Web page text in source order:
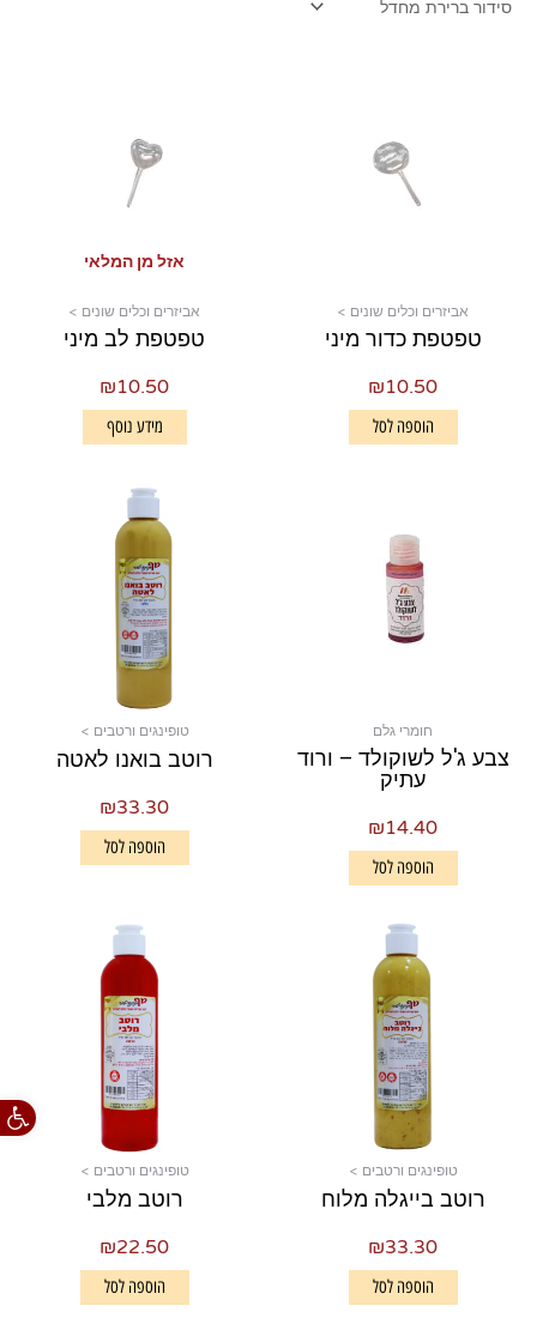
פתח
אביזרים וכלים שונים >
טפטפת כדור מיני
₪10.50
הוספה לסל
אזל מן המלאי
אביזרים וכלים שונים >
טפטפת לב מיני
₪10.50
מידע נוסף
חומרי גלם
צבע ג'ל לשוקולד – ורוד
עתיק
₪14.40
הוספה לסל
טופינגים ורטבים >
רוטב בואנו לאטה
₪33.30
הוספה לסל
טופינגים ורטבים >
רוטב בייגלה מלוח
₪33.30
הוספה לסל
טופינגים ורטבים >
רוטב מלבי
₪22.50
הוספה לסל